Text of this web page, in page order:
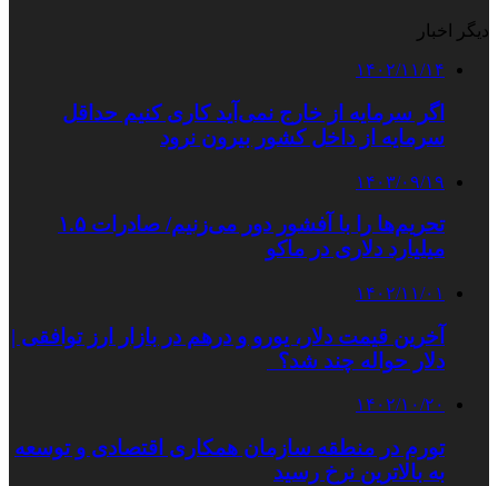
دیگر اخبار
۱۴۰۲/۱۱/۱۴
اگر سرمایه از خارج نمی‌آید کاری کنیم حداقل
سرمایه از داخل کشور بیرون نرود
۱۴۰۳/۰۹/۱۹
تحریم‌ها را با آفشور دور می‌زنیم/ صادرات ۱.۵
میلیارد دلاری در ماکو
۱۴۰۲/۱۱/۰۱
آخرین قیمت دلار، یورو و درهم در بازار ارز توافقی |
دلار حواله چند شد؟
۱۴۰۲/۱۰/۲۰
تورم در منطقه سازمان همکاری اقتصادی و توسعه
به بالاترین نرخ رسید